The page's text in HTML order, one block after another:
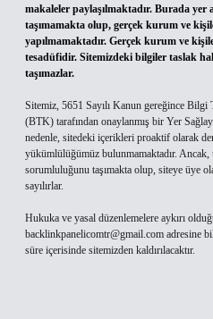
makaleler paylaşılmaktadır. Burada
taşımamakta olup, gerçek kurum ve
yapılmamaktadır. Gerçek kurum ve
tesadüfidir. Sitemizdeki bilgiler taslak
taşımazlar.
Sitemiz, 5651 Sayılı Kanun gereğince
(BTK) tarafından onaylanmış bir Yer
nedenle, sitedeki içerikleri proaktif olarak
yükümlülüğümüz bulunmamaktadır.
sorumluluğunu taşımakta olup, siteye üye
sayılırlar.
Hukuka ve yasal düzenlemelere aykırı
backlinkpanelicomtr@gmail.com adresine
süre içerisinde sitemizden kaldırılacaktır.